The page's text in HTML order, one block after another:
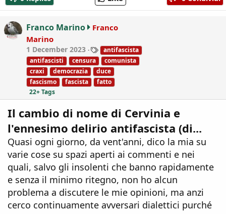
c
t
i
o
n
s
:
Franco Marino
Franco
Marino
1 December 2023
T
a
g
s
antifascista
antifascisti
censura
comunista
craxi
democrazia
duce
fascismo
fascista
fatto
22+ Tags
Il cambio di nome di Cervinia e
l'ennesimo delirio antifascista (di...
Quasi ogni giorno, da vent'anni, dico la mia su
varie cose su spazi aperti ai commenti e nei
quali, salvo gli insolenti che banno rapidamente
e senza il minimo ritegno, non ho alcun
problema a discutere le mie opinioni, ma anzi
cerco continuamente avversari dialettici purché